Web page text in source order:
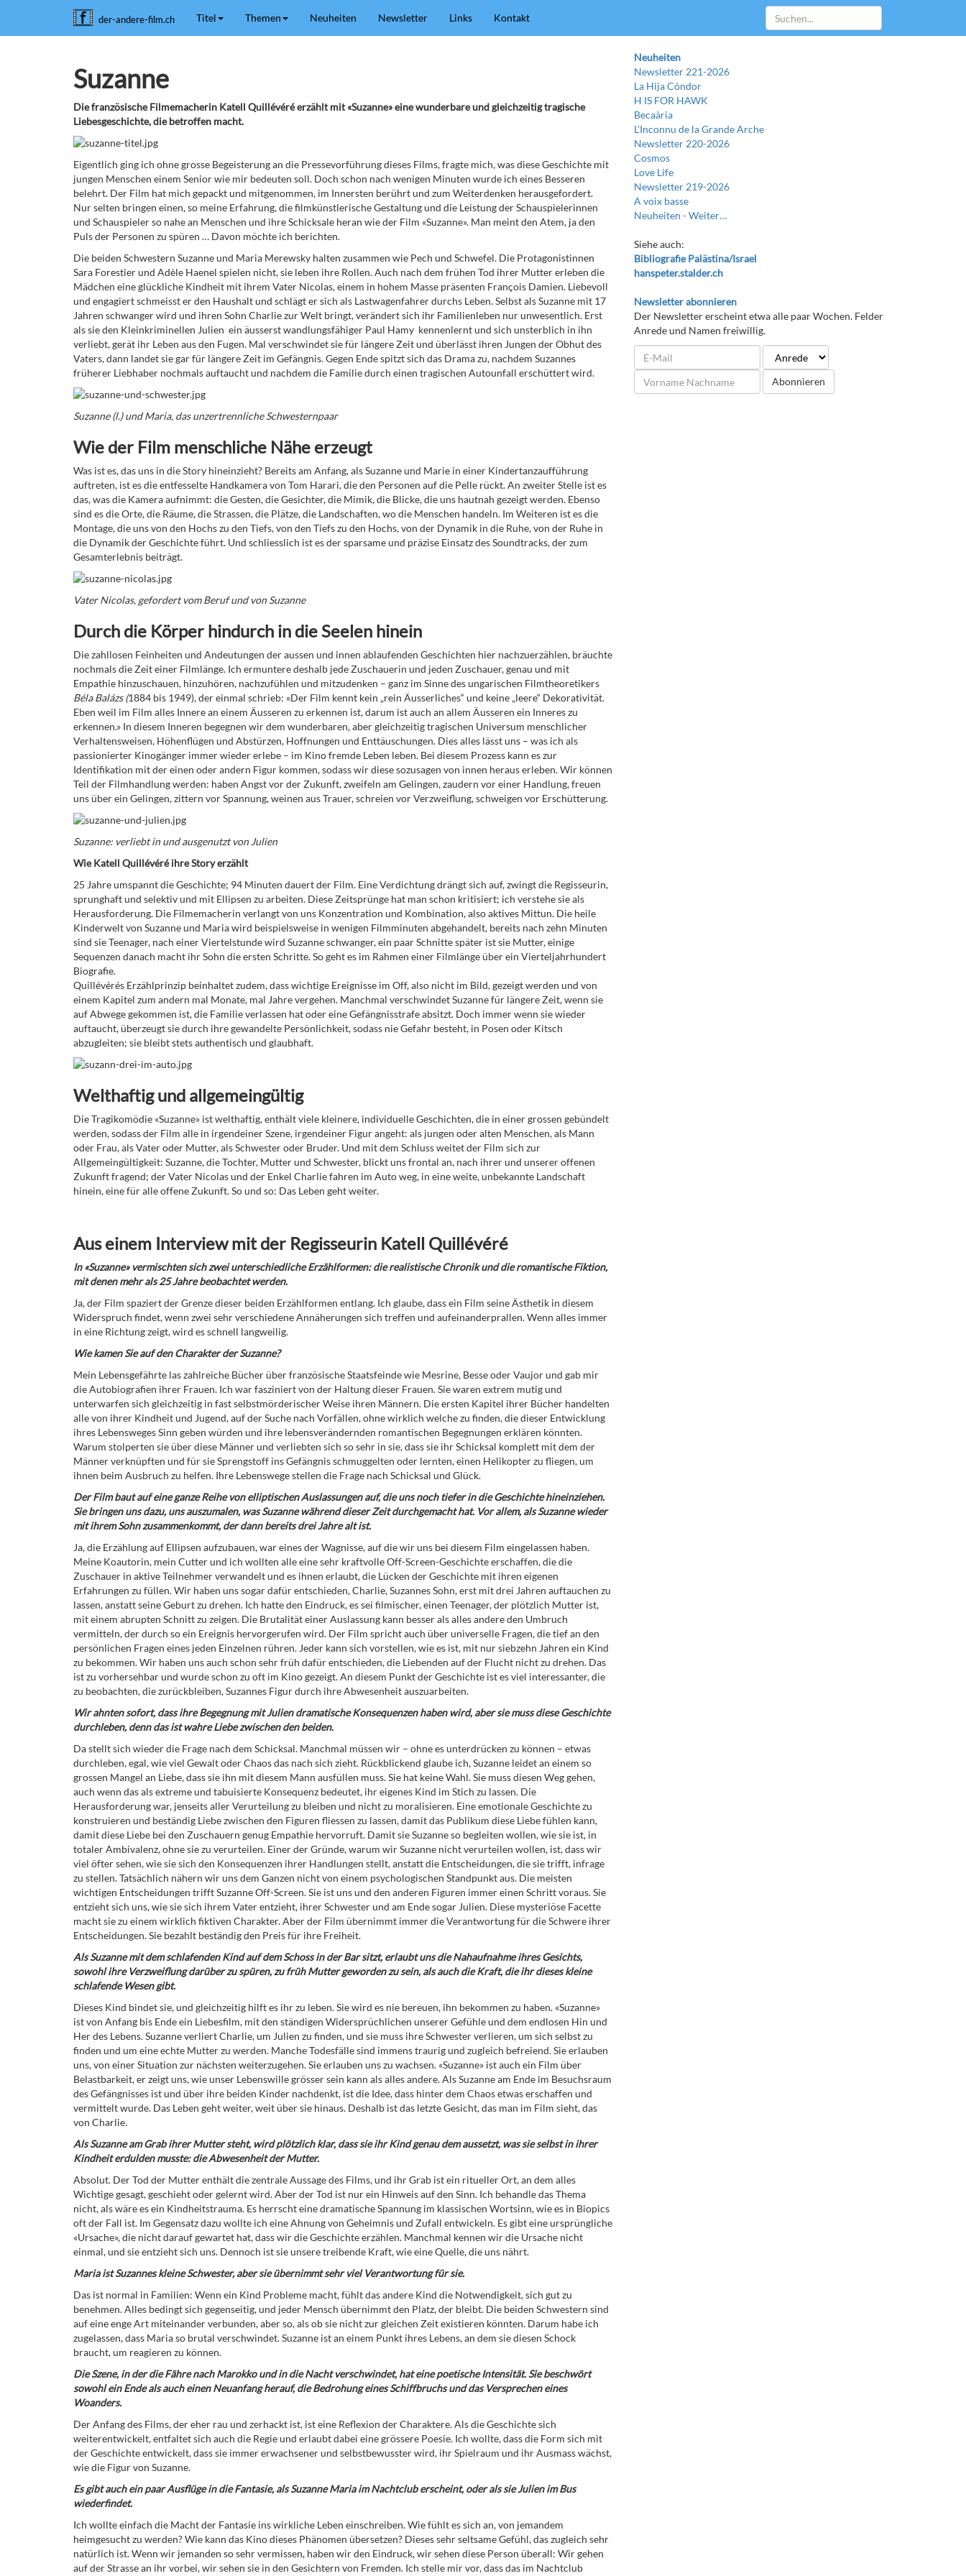
der-andere-film.ch Titel Themen Neuheiten Newsletter Links Kontakt
Suzanne
Die französische Filmemacherin Katell Quillévéré erzählt mit «Suzanne» eine wunderbare und gleichzeitig tragische
Liebesgeschichte, die betroffen macht.
Eigentlich ging ich ohne grosse Begeisterung an die Pressevorführung dieses Films, fragte mich, was diese Geschichte mit
jungen Menschen einem Senior wie mir bedeuten soll. Doch schon nach wenigen Minuten wurde ich eines Besseren
belehrt. Der Film hat mich gepackt und mitgenommen, im Innersten berührt und zum Weiterdenken herausgefordert.
Nur selten bringen einen, so meine Erfahrung, die filmkünstlerische Gestaltung und die Leistung der Schauspielerinnen
und Schauspieler so nahe an Menschen und ihre Schicksale heran wie der Film «Suzanne». Man meint den Atem, ja den
Puls der Personen zu spüren … Davon möchte ich berichten.
Die beiden Schwestern Suzanne und Maria Merewsky halten zusammen wie Pech und Schwefel. Die Protagonistinnen
Sara Forestier und Adèle Haenel spielen nicht, sie leben ihre Rollen. Auch nach dem frühen Tod ihrer Mutter erleben die
Mädchen eine glückliche Kindheit mit ihrem Vater Nicolas, einem in hohem Masse präsenten François Damien. Liebevoll
und engagiert schmeisst er den Haushalt und schlägt er sich als Lastwagenfahrer durchs Leben. Selbst als Suzanne mit 17
Jahren schwanger wird und ihren Sohn Charlie zur Welt bringt, verändert sich ihr Familienleben nur unwesentlich. Erst
als sie den Kleinkriminellen Julien ­ ein äusserst wandlungsfähiger Paul Hamy ­ kennenlernt und sich unsterblich in ihn
verliebt, gerät ihr Leben aus den Fugen. Mal verschwindet sie für längere Zeit und überlässt ihren Jungen der Obhut des
Vaters, dann landet sie gar für längere Zeit im Gefängnis. Gegen Ende spitzt sich das Drama zu, nachdem Suzannes
früherer Liebhaber nochmals auftaucht und nachdem die Familie durch einen tragischen Autounfall erschüttert wird.
Suzanne (l.) und Maria, das unzertrennliche Schwesternpaar
Wie der Film menschliche Nähe erzeugt
Was ist es, das uns in die Story hineinzieht? Bereits am Anfang, als Suzanne und Marie in einer Kindertanzaufführung
auftreten, ist es die entfesselte Handkamera von Tom Harari, die den Personen auf die Pelle rückt. An zweiter Stelle ist es
das, was die Kamera aufnimmt: die Gesten, die Gesichter, die Mimik, die Blicke, die uns hautnah gezeigt werden. Ebenso
sind es die Orte, die Räume, die Strassen, die Plätze, die Landschaften, wo die Menschen handeln. Im Weiteren ist es die
Montage, die uns von den Hochs zu den Tiefs, von den Tiefs zu den Hochs, von der Dynamik in die Ruhe, von der Ruhe in
die Dynamik der Geschichte führt. Und schliesslich ist es der sparsame und präzise Einsatz des Soundtracks, der zum
Gesamterlebnis beiträgt.
Vater Nicolas, gefordert vom Beruf und von Suzanne
Durch die Körper hindurch in die Seelen hinein
Die zahllosen Feinheiten und Andeutungen der aussen und innen ablaufenden Geschichten hier nachzuerzählen, bräuchte
nochmals die Zeit einer Filmlänge. Ich ermuntere deshalb jede Zuschauerin und jeden Zuschauer, genau und mit
Empathie hinzuschauen, hinzuhören, nachzufühlen und mitzudenken – ganz im Sinne des ungarischen Filmtheoretikers
Béla Balázs (1884 bis 1949), der einmal schrieb: «Der Film kennt kein „rein Äusserliches“ und keine „leere“ Dekorativität.
Eben weil im Film alles Innere an einem Äusseren zu erkennen ist, darum ist auch an allem Äusseren ein Inneres zu
erkennen.» In diesem Inneren begegnen wir dem wunderbaren, aber gleichzeitig tragischen Universum menschlicher
Verhaltensweisen, Höhenflügen und Abstürzen, Hoffnungen und Enttäuschungen. Dies alles lässt uns – was ich als
passionierter Kinogänger immer wieder erlebe – im Kino fremde Leben leben. Bei diesem Prozess kann es zur
Identifikation mit der einen oder andern Figur kommen, sodass wir diese sozusagen von innen heraus erleben. Wir können
Teil der Filmhandlung werden: haben Angst vor der Zukunft, zweifeln am Gelingen, zaudern vor einer Handlung, freuen
uns über ein Gelingen, zittern vor Spannung, weinen aus Trauer, schreien vor Verzweiflung, schweigen vor Erschütterung.
Suzanne: verliebt in und ausgenutzt von Julien
Wie Katell Quillévéré ihre Story erzählt
25 Jahre umspannt die Geschichte; 94 Minuten dauert der Film. Eine Verdichtung drängt sich auf, zwingt die Regisseurin,
sprunghaft und selektiv und mit Ellipsen zu arbeiten. Diese Zeitsprünge hat man schon kritisiert; ich verstehe sie als
Herausforderung. Die Filmemacherin verlangt von uns Konzentration und Kombination, also aktives Mittun. Die heile
Kinderwelt von Suzanne und Maria wird beispielsweise in wenigen Filmminuten abgehandelt, bereits nach zehn Minuten
sind sie Teenager, nach einer Viertelstunde wird Suzanne schwanger, ein paar Schnitte später ist sie Mutter, einige
Sequenzen danach macht ihr Sohn die ersten Schritte. So geht es im Rahmen einer Filmlänge über ein Vierteljahrhundert
Biografie.
Quillévérés Erzählprinzip beinhaltet zudem, dass wichtige Ereignisse im Off, also nicht im Bild, gezeigt werden und von
einem Kapitel zum andern mal Monate, mal Jahre vergehen. Manchmal verschwindet Suzanne für längere Zeit, wenn sie
auf Abwege gekommen ist, die Familie verlassen hat oder eine Gefängnisstrafe absitzt. Doch immer wenn sie wieder
auftaucht, überzeugt sie durch ihre gewandelte Persönlichkeit, sodass nie Gefahr besteht, in Posen oder Kitsch
abzugleiten; sie bleibt stets authentisch und glaubhaft.
Welthaftig und allgemeingültig
Die Tragikomödie «Suzanne» ist welthaftig, enthält viele kleinere, individuelle Geschichten, die in einer grossen gebündelt
werden, sodass der Film alle in irgendeiner Szene, irgendeiner Figur angeht: als jungen oder alten Menschen, als Mann
oder Frau, als Vater oder Mutter, als Schwester oder Bruder. Und mit dem Schluss weitet der Film sich zur
Allgemeingültigkeit: Suzanne, die Tochter, Mutter und Schwester, blickt uns frontal an, nach ihrer und unserer offenen
Zukunft fragend; der Vater Nicolas und der Enkel Charlie fahren im Auto weg, in eine weite, unbekannte Landschaft
hinein, eine für alle offene Zukunft. So und so: Das Leben geht weiter.
Auseinem Interview mit der Regisseurin Katell Quillévéré
In «Suzanne» vermischten sich zwei unterschiedliche Erzählformen: die realistische Chronik und die romantische Fiktion,
mit denen mehr als 25 Jahre beobachtet werden.
Ja, der Film spaziert der Grenze dieser beiden Erzählformen entlang. Ich glaube, dass ein Film seine Ästhetik in diesem
Widerspruch findet, wenn zwei sehr verschiedene Annäherungen sich treffen und aufeinanderprallen. Wenn alles immer
in eine Richtung zeigt, wird es schnell langweilig.
Wie kamen Sie auf den Charakter der Suzanne?
Mein Lebensgefährte las zahlreiche Bücher über französische Staatsfeinde wie Mesrine, Besse oder Vaujor und gab mir
die Autobiografien ihrer Frauen. Ich war fasziniert von der Haltung dieser Frauen. Sie waren extrem mutig und
unterwarfen sich gleichzeitig in fast selbstmörderischer Weise ihren Männern. Die ersten Kapitel ihrer Bücher handelten
alle von ihrer Kindheit und Jugend, auf der Suche nach Vorfällen, ohne wirklich welche zu finden, die dieser Entwicklung
ihres Lebensweges Sinn geben würden und ihre lebensverändernden romantischen Begegnungen erklären könnten.
Warum stolperten sie über diese Männer und verliebten sich so sehr in sie, dass sie ihr Schicksal komplett mit dem der
Männer verknüpften und für sie Sprengstoff ins Gefängnis schmuggelten oder lernten, einen Helikopter zu fliegen, um
ihnen beim Ausbruch zu helfen. Ihre Lebenswege stellen die Frage nach Schicksal und Glück.
Der Film baut auf eine ganze Reihe von elliptischen Auslassungen auf, die uns noch tiefer in die Geschichte hineinziehen.
Sie bringen uns dazu, uns auszumalen, was Suzanne während dieser Zeit durchgemacht hat. Vor allem, als Suzanne wieder
mit ihrem Sohn zusammenkommt, der dann bereits drei Jahre alt ist.
Ja, die Erzählung auf Ellipsen aufzubauen, war eines der Wagnisse, auf die wir uns bei diesem Film eingelassen haben.
Meine Koautorin, mein Cutter und ich wollten alle eine sehr kraftvolle Off-Screen-Geschichte erschaffen, die die
Zuschauer in aktive Teilnehmer verwandelt und es ihnen erlaubt, die Lücken der Geschichte mit ihren eigenen
Erfahrungen zu füllen. Wir haben uns sogar dafür entschieden, Charlie, Suzannes Sohn, erst mit drei Jahren auftauchen zu
lassen, anstatt seine Geburt zu drehen. Ich hatte den Eindruck, es sei filmischer, einen Teenager, der plötzlich Mutter ist,
mit einem abrupten Schnitt zu zeigen. Die Brutalität einer Auslassung kann besser als alles andere den Umbruch
vermitteln, der durch so ein Ereignis hervorgerufen wird. Der Film spricht auch über universelle Fragen, die tief an den
persönlichen Fragen eines jeden Einzelnen rühren. Jeder kann sich vorstellen, wie es ist, mit nur siebzehn Jahren ein Kind
zu bekommen. Wir haben uns auch schon sehr früh dafür entschieden, die Liebenden auf der Flucht nicht zu drehen. Das
ist zu vorhersehbar und wurde schon zu oft im Kino gezeigt. An diesem Punkt der Geschichte ist es viel interessanter, die
zu beobachten, die zurückbleiben, Suzannes Figur durch ihre Abwesenheit auszuarbeiten.
Wir ahnten sofort, dass ihre Begegnung mit Julien dramatische Konsequenzen haben wird, aber sie muss diese Geschichte
durchleben, denn das ist wahre Liebe zwischen den beiden.
Da stellt sich wieder die Frage nach dem Schicksal. Manchmal müssen wir – ohne es unterdrücken zu können – etwas
durchleben, egal, wie viel Gewalt oder Chaos das nach sich zieht. Rückblickend glaube ich, Suzanne leidet an einem so
grossen Mangel an Liebe, dass sie ihn mit diesem Mann ausfüllen muss. Sie hat keine Wahl. Sie muss diesen Weg gehen,
auch wenn das als extreme und tabuisierte Konsequenz bedeutet, ihr eigenes Kind im Stich zu lassen. Die
Herausforderung war, jenseits aller Verurteilung zu bleiben und nicht zu moralisieren. Eine emotionale Geschichte zu
konstruieren und beständig Liebe zwischen den Figuren fliessen zu lassen, damit das Publikum diese Liebe fühlen kann,
damit diese Liebe bei den Zuschauern genug Empathie hervorruft. Damit sie Suzanne so begleiten wollen, wie sie ist, in
totaler Ambivalenz, ohne sie zu verurteilen. Einer der Gründe, warum wir Suzanne nicht verurteilen wollen, ist, dass wir
viel öfter sehen, wie sie sich den Konsequenzen ihrer Handlungen stellt, anstatt die Entscheidungen, die sie trifft, infrage
zu stellen. Tatsächlich nähern wir uns dem Ganzen nicht von einem psychologischen Standpunkt aus. Die meisten
wichtigen Entscheidungen trifft Suzanne Off-Screen. Sie ist uns und den anderen Figuren immer einen Schritt voraus. Sie
entzieht sich uns, wie sie sich ihrem Vater entzieht, ihrer Schwester und am Ende sogar Julien. Diese mysteriöse Facette
macht sie zu einem wirklich fiktiven Charakter. Aber der Film übernimmt immer die Verantwortung für die Schwere ihrer
Entscheidungen. Sie bezahlt beständig den Preis für ihre Freiheit.
Als Suzanne mit dem schlafenden Kind auf dem Schoss in der Bar sitzt, erlaubt uns die Nahaufnahme ihres Gesichts,
sowohl ihre Verzweiflung darüber zu spüren, zu früh Mutter geworden zu sein, als auch die Kraft, die ihr dieses kleine
schlafende Wesen gibt.
Dieses Kind bindet sie, und gleichzeitig hilft es ihr zu leben. Sie wird es nie bereuen, ihn bekommen zu haben. «Suzanne»
ist von Anfang bis Ende ein Liebesfilm, mit den ständigen Widersprüchlichen unserer Gefühle und dem endlosen Hin und
Her des Lebens. Suzanne verliert Charlie, um Julien zu finden, und sie muss ihre Schwester verlieren, um sich selbst zu
finden und um eine echte Mutter zu werden. Manche Todesfälle sind immens traurig und zugleich befreiend. Sie erlauben
uns, von einer Situation zur nächsten weiterzugehen. Sie erlauben uns zu wachsen. «Suzanne» ist auch ein Film über
Belastbarkeit, er zeigt uns, wie unser Lebenswille grösser sein kann als alles andere. Als Suzanne am Ende im Besuchsraum
des Gefängnisses ist und über ihre beiden Kinder nachdenkt, ist die Idee, dass hinter dem Chaos etwas erschaffen und
vermittelt wurde. Das Leben geht weiter, weit über sie hinaus. Deshalb ist das letzte Gesicht, das man im Film sieht, das
von Charlie.
Als Suzanne am Grab ihrer Mutter steht, wird plötzlich klar, dass sie ihr Kind genau dem aussetzt, was sie selbst in ihrer
Kindheit erdulden musste: die Abwesenheit der Mutter.
Absolut. Der Tod der Mutter enthält die zentrale Aussage des Films, und ihr Grab ist ein ritueller Ort, an dem alles
Wichtige gesagt, geschieht oder gelernt wird. Aber der Tod ist nur ein Hinweis auf den Sinn. Ich behandle das Thema
nicht, als wäre es ein Kindheitstrauma. Es herrscht eine dramatische Spannung im klassischen Wortsinn, wie es in Biopics
oft der Fall ist. Im Gegensatz dazu wollte ich eine Ahnung von Geheimnis und Zufall entwickeln. Es gibt eine ursprüngliche
«Ursache», die nicht darauf gewartet hat, dass wir die Geschichte erzählen. Manchmal kennen wir die Ursache nicht
einmal, und sie entzieht sich uns. Dennoch ist sie unsere treibende Kraft, wie eine Quelle, die uns nährt.
Maria ist Suzannes kleine Schwester, aber sie übernimmt sehr viel Verantwortung für sie.
Das ist normal in Familien: Wenn ein Kind Probleme macht, fühlt das andere Kind die Notwendigkeit, sich gut zu
benehmen. Alles bedingt sich gegenseitig, und jeder Mensch übernimmt den Platz, der bleibt. Die beiden Schwestern sind
auf eine enge Art miteinander verbunden, aber so, als ob sie nicht zur gleichen Zeit existieren könnten. Darum habe ich
zugelassen, dass Maria so brutal verschwindet. Suzanne ist an einem Punkt ihres Lebens, an dem sie diesen Schock
braucht, um reagieren zu können.
Die Szene, in der die Fähre nach Marokko und in die Nacht verschwindet, hat eine poetische Intensität. Sie beschwört
sowohl ein Ende als auch einen Neuanfang herauf, die Bedrohung eines Schiffbruchs und das Versprechen eines
Woanders.
Der Anfang des Films, der eher rau und zerhackt ist, ist eine Reflexion der Charaktere. Als die Geschichte sich
weiterentwickelt, entfaltet sich auch die Regie und erlaubt dabei eine grössere Poesie. Ich wollte, dass die Form sich mit
der Geschichte entwickelt, dass sie immer erwachsener und selbstbewusster wird, ihr Spielraum und ihr Ausmass wächst,
wie die Figur von Suzanne.
Es gibt auch ein paar Ausflüge in die Fantasie, als Suzanne Maria im Nachtclub erscheint, oder als sie Julien im Bus
wiederfindet.
Ich wollte einfach die Macht der Fantasie ins wirkliche Leben einschreiben. Wie fühlt es sich an, von jemandem
heimgesucht zu werden? Wie kann das Kino dieses Phänomen übersetzen? Dieses sehr seltsame Gefühl, das zugleich sehr
natürlich ist. Wenn wir jemanden so sehr vermissen, haben wir den Eindruck, wir sehen diese Person überall: Wir gehen
auf der Strasse an ihr vorbei, wir sehen sie in den Gesichtern von Fremden. Ich stelle mir vor, dass das im Nachtclub
Neuheiten
Newsletter 221-2026
La Hija Cóndor
H IS FOR HAWK
Becaària
L’Inconnu de la Grande Arche
Newsletter 220-2026
Cosmos
Love Life
Newsletter 219-2026
A voix basse
Neuheiten -Weiter…
Siehe auch:
Bibliografie Palästina/Israel
hanspeter.stalder.ch
Newsletter abonnieren
Der Newsletter erscheint etwa alle paar Wochen. Felder
Anrede und Namen freiwillig.
Abonnieren